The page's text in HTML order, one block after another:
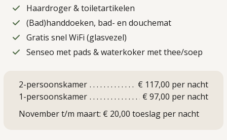
Haardroger & toiletartikelen
(Bad)handdoeken, bad- en douchemat
Gratis snel WiFi (glasvezel)
Senseo met pads & waterkoker met thee/soep
2-persoonskamer
€ 117,00 per nacht
1-persoonskamer
€ 97,00 per nacht
November t/m maart: € 20,00 toeslag per nacht